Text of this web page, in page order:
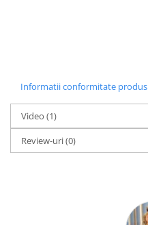
Informatii conformitate produs
Video (1)
Review-uri(0)